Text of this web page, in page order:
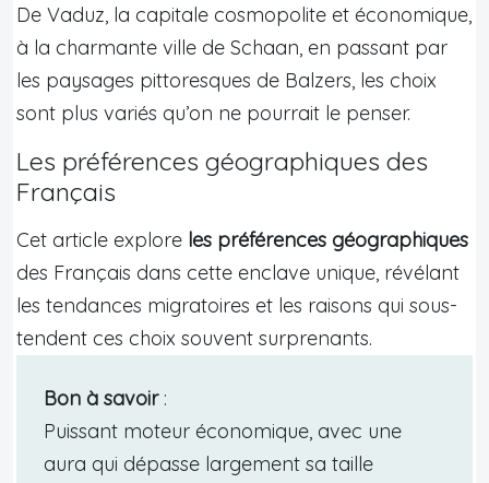
De Vaduz, la capitale cosmopolite et économique,
à la charmante ville de Schaan, en passant par
les paysages pittoresques de Balzers, les choix
sont plus variés qu’on ne pourrait le penser.
Les préférences géographiques des
Français
Cet article explore les préférences géographiques
des Français dans cette enclave unique, révélant
les tendances migratoires et les raisons qui sous-
tendent ces choix souvent surprenants.
Bon à savoir:
Puissant moteur économique, avec une
aura qui dépasse largement sa taille